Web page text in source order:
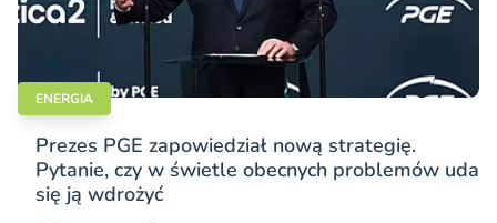
ENERGIA
Prezes PGE zapowiedział nową strategię.
Pytanie, czy w świetle obecnych problemów uda
się ją wdrożyć